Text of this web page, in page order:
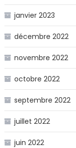
janvier 2023
décembre 2022
novembre 2022
octobre 2022
septembre 2022
juillet 2022
juin 2022